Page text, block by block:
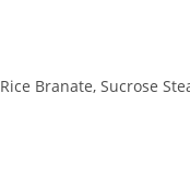
Branate, Sucrose